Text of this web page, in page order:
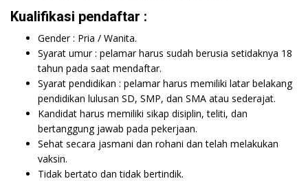
Kualifikasi pendaftar :
Gender : Pria / Wanita.
Syarat umur : pelamar harus sudah berusia setidaknya 18
tahun pada saat mendaftar.
Syarat pendidikan : pelamar harus memiliki latar belakang
pendidikan lulusan SD, SMP, dan SMA atau sederajat.
Kandidat harus memiliki sikap disiplin, teliti, dan
bertanggung jawab pada pekerjaan.
Sehat secara jasmani dan rohani dan telah melakukan
vaksin.
Tidak bertato dan tidak bertindik.